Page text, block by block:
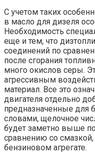
С учетом таких
в масло для дизеля
Необходимость
еще и тем, что
соединений по
после сгорания
много окислов серы.
агрессивным
материал. Все это
двигателя отдельно
предназначенные для
словами, щелочное
будет заметно выше
сравнению со
бензиновом агрегате.